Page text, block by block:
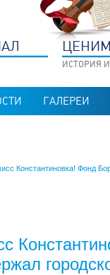
ИСТОРИЯ
ГАЛЕРЕИ
Константиновка! Фонд